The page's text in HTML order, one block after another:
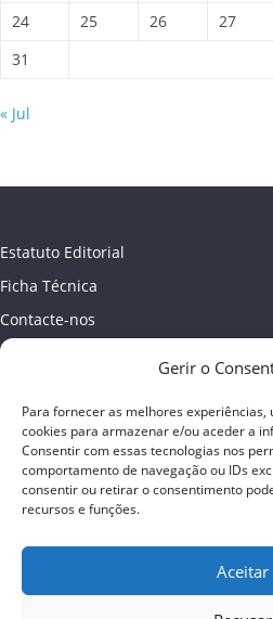
Gerir o
Para fornecer as melhores experiências,
cookies para armazenar e/ou aceder a
Consentir com essas tecnologias nos
comportamento de navegação ou IDs
consentir ou retirar o consentimento
recursos e funções.
Aceitar
24
25 26 27
31
« Jul
Estatuto Editorial
Ficha Técnica
Contacte-nos
Newsletter
Publicidade